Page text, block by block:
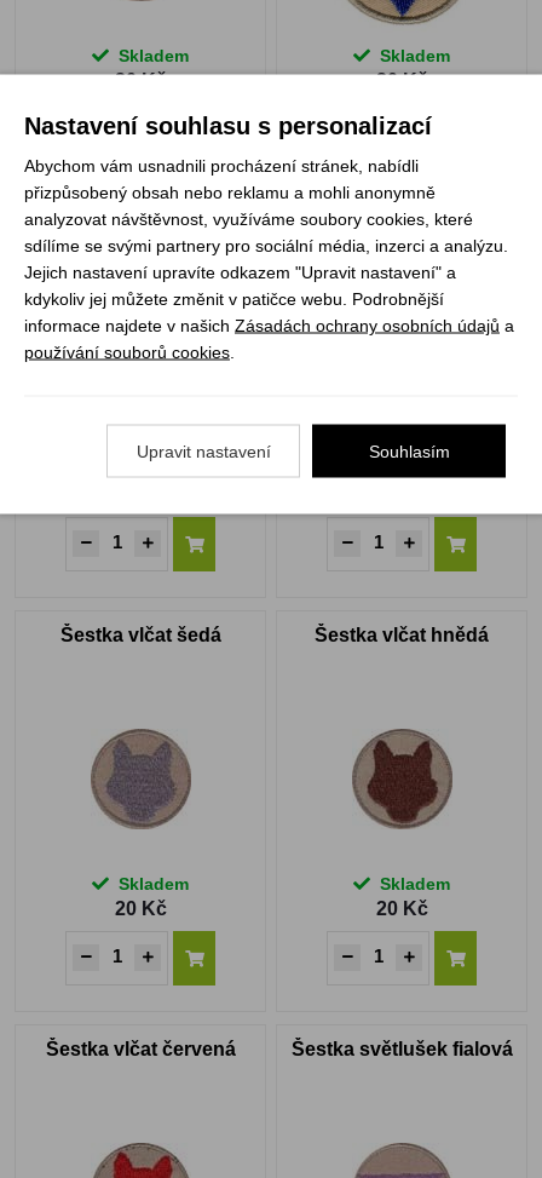
Skladem
20 Kč
Skladem
20 Kč
Šestka světlušek černá Šestka světlušek hnědá
Šestka vlčat šedá
Skladem
20 Kč
Šestka vlčat hnědá
Skladem
20 Kč
Šestka vlčat červená Šestka světlušek fialová
Nastavení souhlasu s personalizací
Abychom vám usnadnili procházení stránek, nabídli
přizpůsobený obsah nebo reklamu a mohli anonymně
analyzovat návštěvnost, využíváme soubory cookies, které
sdílíme se svými partnery pro sociální média, inzerci a analýzu.
Jejich nastavení upravíte odkazem "Upravit nastavení" a
kdykoliv jej můžete změnit v patičce webu. Podrobnější
informace najdete v našich Zásadách ochrany osobních údajů a
používání souborů cookies
Upravit nastavení Souhlasím